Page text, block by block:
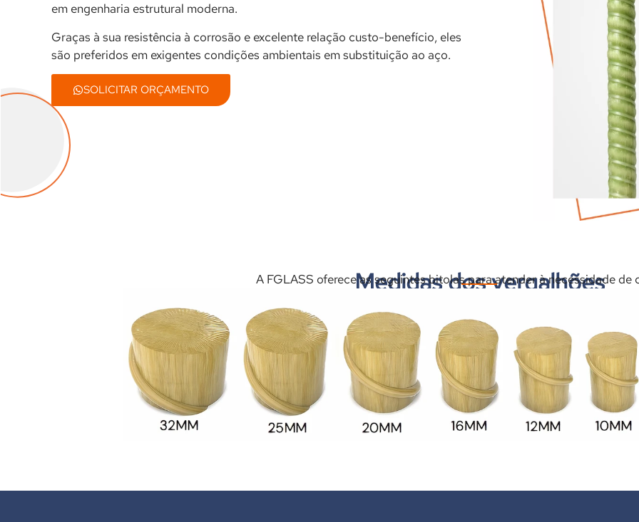
em engenharia estrutural moderna.
Graças à sua resistência à corrosão e excelente relação custo-benefício, eles
são preferidos em exigentes condições ambientais em substituição ao aço.
SOLICITAR ORÇAMENTO
Medidas dos vergalhões
A FGLASS oferece as seguintes bitolas para atender à necessidade de